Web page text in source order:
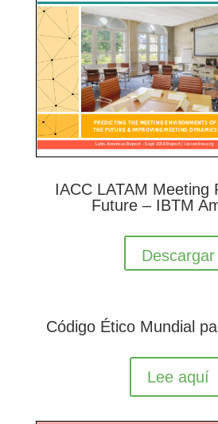
IACC LATAM Meeting
Future – IBTM
Descargar
Código Ético Mundial
Lee aquí